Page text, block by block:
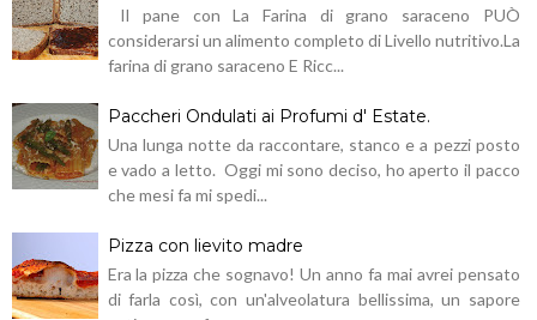
Il pane con La Farina di grano saraceno PUÒ
considerarsi un alimento completo di Livello nutritivo.La
farina di grano saraceno E Ricc...
Paccheri Ondulati ai Profumi d' Estate.
Una lunga notte da raccontare, stanco e a pezzi posto
e vado a letto. Oggi mi sono deciso, ho aperto il pacco
che mesi fa mi spedi...
Pizza con lievito madre
Era la pizza che sognavo! Un anno fa mai avrei pensato
di farla così, con un'alveolatura bellissima, un sapore